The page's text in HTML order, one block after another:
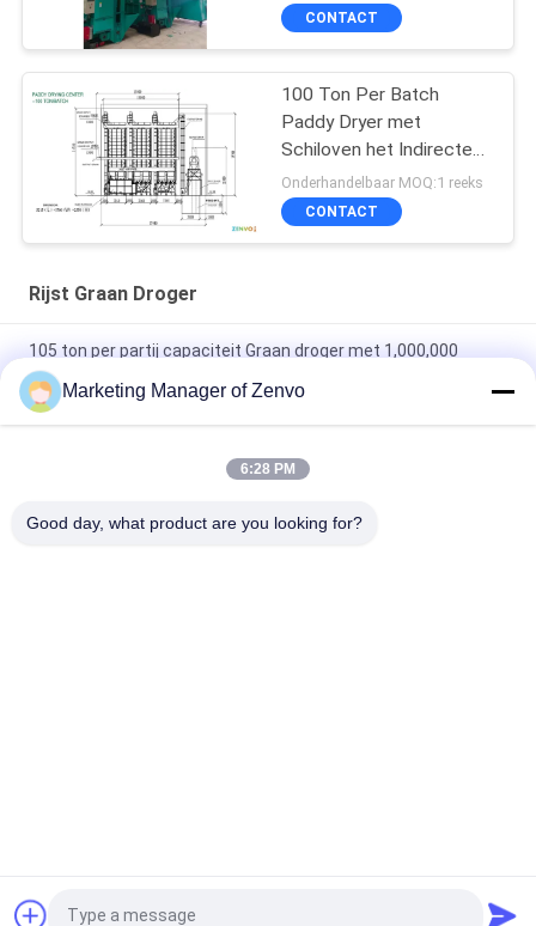
CONTACT
100 Ton Per Batch
Paddy Dryer met
Schiloven het Indirecte
Verwarmen
Onderhandelbaar MOQ:1 reeks
CONTACT
Rijst Graan Droger
105 ton per partij capaciteit Graan droger met 1,000,000
Kcal/h Biomassaovens
Roestvrij staal drooglaag Graan droger 105 ton/batch van
intelligente en warmluchtverwarmingsmethode
droogsystemen
Marketing Manager of Zenvo
6:28 PM
Good day, what product are you looking for?